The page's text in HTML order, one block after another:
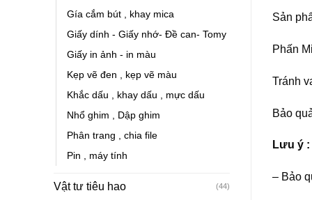
Gía cắm bút , khay mica
Giấy dính - Giấy nhớ- Đề can- Tomy
Giấy in ảnh - in màu
Kẹp vẽ đen , kẹp vẽ màu
Khắc dấu , khay dấu , mực dấu
Nhổ ghim , Dập ghim
Phân trang , chia file
Pin , máy tính
Vật tư tiêu hao (44)
Sản
Phấn
Tránh
Bảo
Lưu ý :
– Bảo